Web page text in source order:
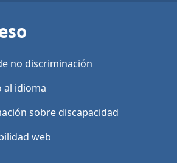
no discriminación
al idioma
sobre discapacidad
web